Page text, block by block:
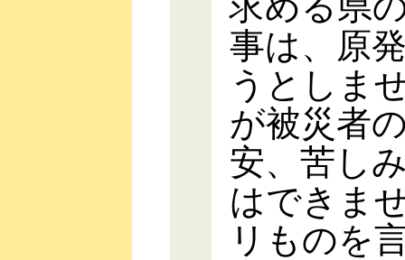
事は、原
うとしま
が被災者
安、苦し
はできま
リものを